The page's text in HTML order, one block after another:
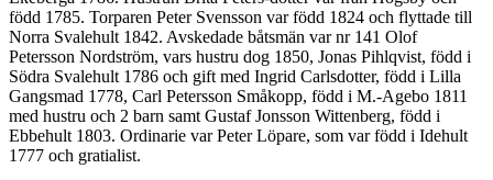
född 1785. Torparen Peter Svensson var född 1824 och flyttade till
Norra Svalehult 1842. Avskedade båtsmän var nr 141 Olof
Petersson Nordström, vars hustru dog 1850, Jonas Pihlqvist, född i
Södra Svalehult 1786 och gift med Ingrid Carlsdotter, född i Lilla
Gangsmad 1778, Carl Petersson Småkopp, född i M.-Agebo 1811
med hustru och 2 barn samt Gustaf Jonsson Wittenberg, född i
Ebbehult 1803. Ordinarie var Peter Löpare, som var född i Idehult
1777 och gratialist.